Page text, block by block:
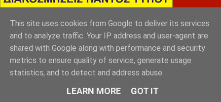
SLEEP EXPERTS
This site uses cookies from Google to deliver its services
and to analyze traffic. Your IP address and user-agent are
shared with Google along with performance and security
metrics to ensure quality of service, generate usage
statistics, and to detect and address abuse.
LEARN MORE GOT IT